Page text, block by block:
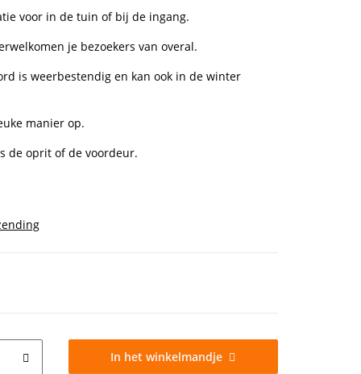
voor in de tuin of bij de ingang.
je bezoekers van overal.
is weerbestendig en kan ook in de winter
manier op.
de oprit of de voordeur.
In het winkelmandje